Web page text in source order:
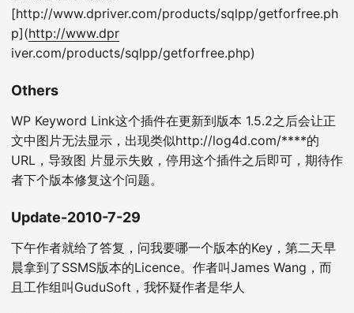
[http://www.dpriver.com/products/sqlpp/getforfree.ph
p](http://www.dpr
iver.com/products/sqlpp/getforfree.php)
Others
WP Keyword Link这个插件在更新到版本 1.5.2之后会让正
文中图片无法显示，出现类似http://log4d.com/****的
URL，导致图 片显示失败，停用这个插件之后即可，期待作
者下个版本修复这个问题。
Update-2010-7-29
下午作者就给了答复，问我要哪一个版本的Key，第二天早
晨拿到了SSMS版本的Licence。作者叫James Wang，而
且工作组叫GuduSoft，我怀疑作者是华人